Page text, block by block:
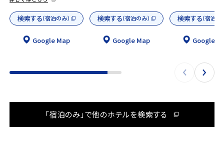
検索する（宿泊のみ）
Google Map
検索する（宿泊のみ）
Google Map
検索する（宿泊の
Google
「宿泊のみ」で他のホテルを検索する